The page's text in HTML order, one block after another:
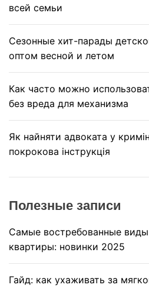
всей семьи
Сезонные хит-парады
оптом весной и летом
Как часто можно
без вреда для механизма
Як найняти адвоката у
покрокова інструкція
Полезные записи
Самые востребованные
квартиры: новинки 2025
Гайд: как ухаживать за